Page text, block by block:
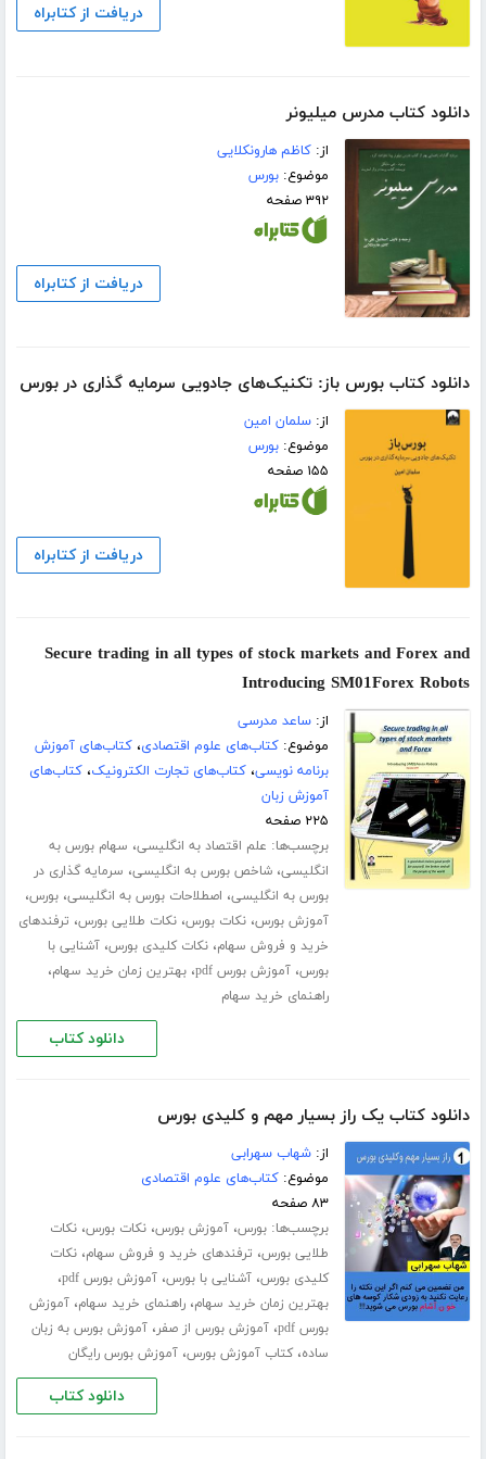
دریافت از کتابراه
دانلود کتاب مدرس میلیونر
از:کاظم هارونکلایی
موضوع:بورس
۳۹۲ صفحه
دریافت از کتابراه
دانلود کتاب بورس باز: تکنیک‌های جادویی سرمایه گذاری در بورس
از:سلمان امین
موضوع:بورس
۱۵۵ صفحه
دریافت از کتابراه
Secure trading in all types of stock markets and Forex and
Introducing SM01Forex Robots
از:ساعد مدرسی
موضوع:کتاب‌های علوم اقتصادی،کتاب‌های آموزش
برنامه نویسی،کتاب‌های تجارت الکترونیک،کتاب‌های
آموزش زبان
۲۲۵ صفحه
برچسب‌ها: علم اقتصاد به انگلیسی، سهام بورس به
انگلیسی،شاخص بورس به انگلیسی، سرمایه گذاری در
بورس به انگلیسی، اصطلاحات بورس به انگلیسی،بورس،
آموزش بورس،نکات بورس،نکات طلایی بورس، ترفندهای
خرید و فروش سهام،نکات کلیدی بورس،آشنایی با
بورس،آموزش بورس pdf ،بهترین زمان خرید سهام،
راهنمای خرید سهام
دانلود کتاب
دانلود کتاب یک راز بسیار مهم و کلیدی بورس
از:شهاب سهرابی
موضوع:کتاب‌های علوم اقتصادی
۸۳ صفحه
برچسب‌ها:بورس،آموزش بورس،نکات بورس،نکات
طلایی بورس، ترفندهای خرید و فروش سهام،نکات
کلیدی بورس،آشنایی با بورس،آموزش بورس pdf ،
بهترین زمان خرید سهام،راهنمای خرید سهام،آموزش
بورس pdf
،آموزش بورس از صفر،آموزش بورس به زبان
ساده،کتاب آموزش بورس،آموزش بورس رایگان
دانلود کتاب